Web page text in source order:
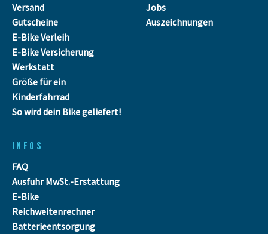
Versand
Gutscheine
E-Bike Verleih
E-Bike Versicherung
Werkstatt
Größe für ein
Kinderfahrrad
So wird dein Bike geliefert!
Jobs
Auszeichnungen
INFOS
FAQ
Ausfuhr MwSt.-Erstattung
E-Bike
Reichweitenrechner
Batterieentsorgung